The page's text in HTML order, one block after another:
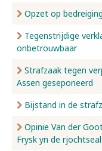
Opzet op
Tegenstrijdige
onbetrouwbaar
Strafzaak tegen
Assen geseponeerd
Bijstand in de
Opinie Van der
Frysk yn de rjochtseal